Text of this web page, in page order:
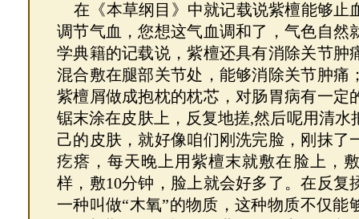
在《本草纲目》中就记载说紫檀能够止
调节气血，您想这气血调和了，气色自然
学典籍的记载说，紫檀还具有消除关节肿
混合敷在腿部关节处，能够消除关节肿痛
紫檀屑做成抱枕的枕芯，对肠胃病有一定
锯末涂在皮肤上，反复地搓,然后呢用清水
己的皮肤，就好像咱们刚洗完脸，刚抹了
疙瘩，每天晚上用紫檀末就敷在脸上，
样，敷10分钟，脸上就会好多了。在反复
一种叫做“木氧”的物质，这种物质不仅能